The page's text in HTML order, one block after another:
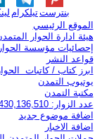
تيلكرامبنترست
الموقع الرئيسي
هيئة ادارة الحوار
إحصائيات مؤسسة
قواعد النشر
ابرز كتاب / كاتبات
يوتيوب التمدن
مكتبة التمدن
عدد الزوار: 3,430,136,510
اضافة موضوع جديد
اضافة الاخبار